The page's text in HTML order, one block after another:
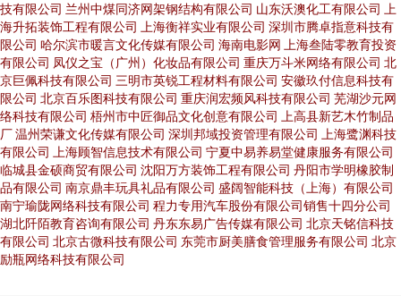
技有限公司 兰州中煤同济网架钢结构有限公司 山东沃澳化工有限公司
上
海升拓装饰工程有限公司
上海衡祥实业有限公司 深圳市腾卓指意科技有
限公司 哈尔滨市暖言文化传媒有限公司 海南电影网 上海叁陆零教育投资
有限公司 凤仪之宝（广州）化妆品有限公司 重庆万斗米网络有限公司 北
京巨佩科技有限公司 三明市英锐工程材料有限公司 安徽玖付信息科技有
限公司 北京百乐图科技有限公司 重庆润宏频风科技有限公司 芜湖沙元网
络科技有限公司 梧州市中匠御品文化创意有限公司
上高县新艺木竹制品
厂温州荣谦文化传媒有限公司 深圳邦域投资管理有限公司
上海鹭渊科技
有限公司
上海顾智信息技术有限公司 宁夏中易养易堂健康服务有限公司
临城县金硕商贸有限公司 沈阳万方装饰工程有限公司 丹阳市学明橡胶制
品有限公司 南京鼎丰玩具礼品有限公司 盛阔智能科技（上海）有限公司
南宁瑜陇网络科技有限公司 程力专用汽车股份有限公司销售十四分公司
湖北阡陌教育咨询有限公司 丹东东易广告传媒有限公司 北京天铭信科技
有限公司 北京古微科技有限公司 东莞市厨美膳食管理服务有限公司 北京
励瓶网络科技有限公司